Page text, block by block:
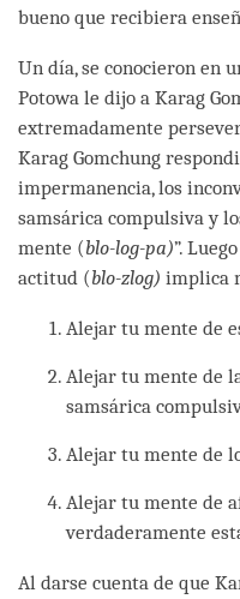
bueno que recibiera
Un día, se conocieron en
Potowa le dijo a Karag
extremadamente
Karag Gomchung
impermanencia, los
samsárica compulsiva y
mente (blo-log-pa)”.
actitud (blo-zlog) implica
Alejar tu mente de
Alejar tu mente de
samsárica
Alejar tu mente de
Alejar tu mente de
verdaderamente
Al darse cuenta de que